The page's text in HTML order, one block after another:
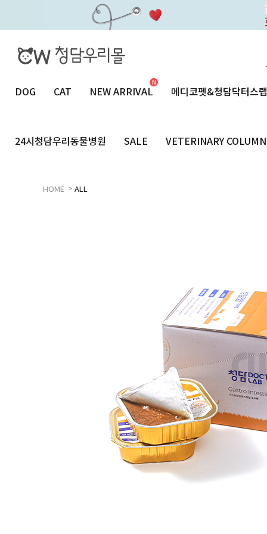
DOG CAT NEW ARRIVAL 메디코펫&청담닥터스랩
24시청담우리동물병원 SALE VETERINARY COLUMN
HOME > ALL